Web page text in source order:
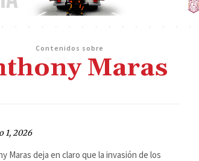
Contenidos sobre
Maras
1, 2026
Maras deja en claro que la invasión de los